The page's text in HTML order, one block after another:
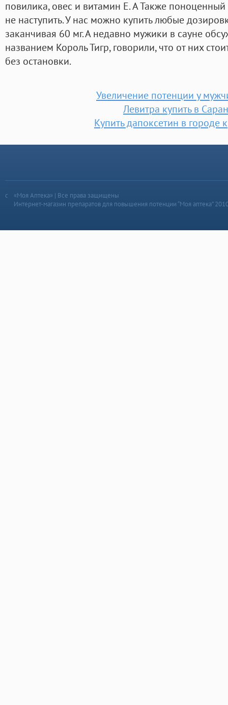
повилика, овес и витамин E. А Также
не наступить. У нас можно купить любые
заканчивая 60 мг. А недавно мужики в сауне
названием Король Тигр, говорили, что от них
без остановки.
Увеличение потенции у
Левитра купить в
Купить дапоксетин в городе
«Моя Аптека» | Все права защищены
Интернет-магазин препаратов для повышения потенции “Моя аптека”